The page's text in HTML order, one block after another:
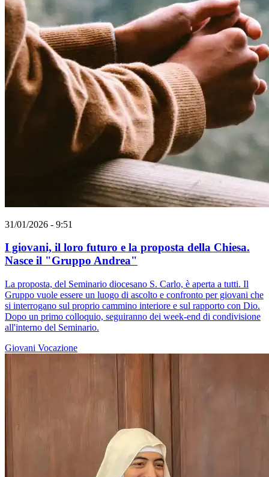
31/01/2026 - 9:51
I giovani, il loro futuro e la proposta della Chiesa.
Nasce il "Gruppo Andrea"
La proposta, del Seminario diocesano S. Carlo, è aperta a tutti. Il
Gruppo vuole essere un luogo di ascolto e confronto per giovani che
si interrogano sul proprio cammino interiore e sul rapporto con Dio.
Dopo un primo colloquio, seguiranno dei week-end di condivisione
all'interno del Seminario.
Giovani Vocazione